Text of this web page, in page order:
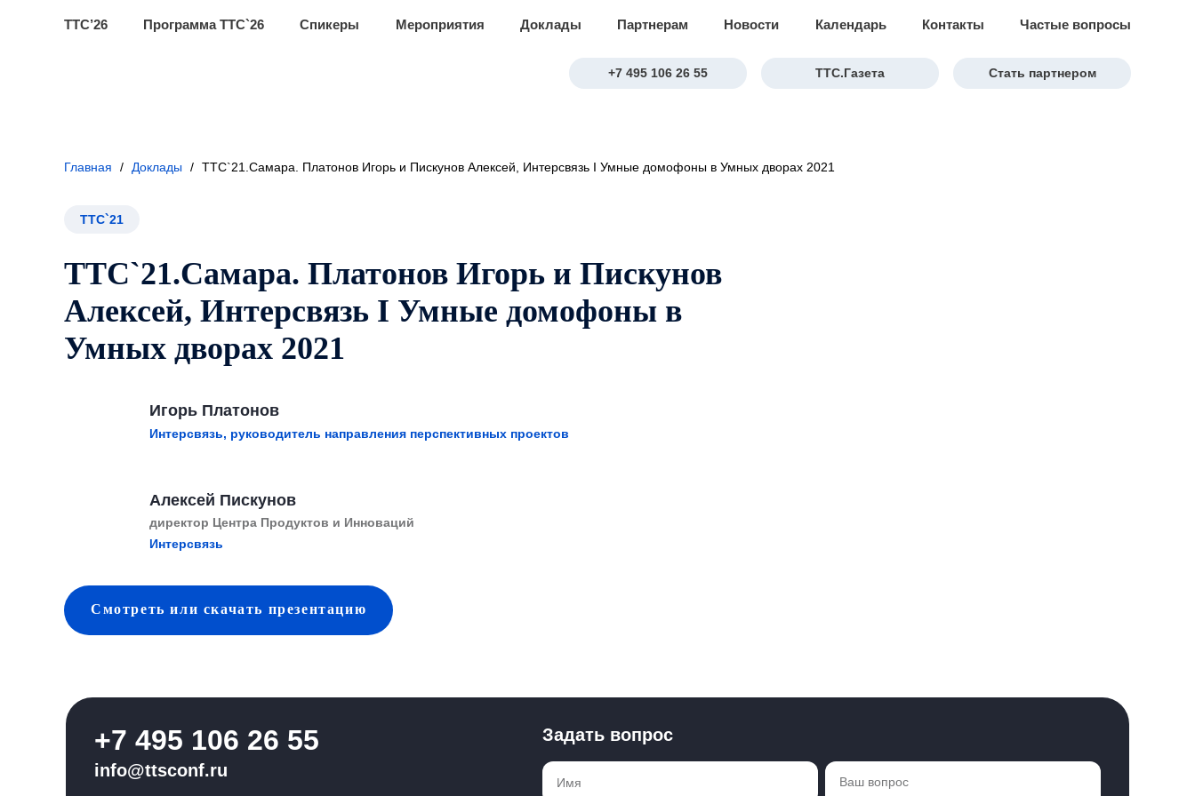
Стать партнером
ТТС.Газета
+7 495 106 26 55
ТТС’26 Программа ТТС`26 Спикеры Мероприятия Доклады Партнерам Новости Календарь Контакты Частые вопросы
Главная / Доклады / ТТС`21.Самара. Платонов Игорь и Пискунов Алексей, Интерсвязь I Умные домофоны в Умных дворах 2021
ТТС`21
ТТС`21.Самара. Платонов Игорь и Пискунов
Алексей, Интерсвязь I Умные домофоны в
Умных дворах 2021
Игорь Платонов
Интерсвязь, руководитель направления перспективных проектов
Алексей Пискунов
директор Центра Продуктов и Инноваций
Интерсвязь
Смотретьили скачать презентацию
+7 495 106 26 55
info@ttsconf.ru
Задать вопрос